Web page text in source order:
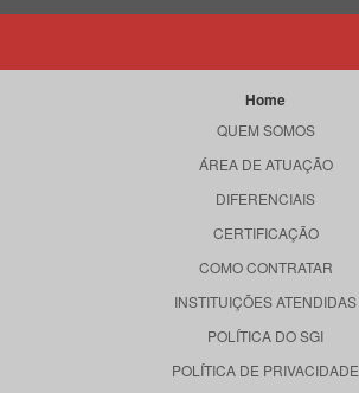
Home
QUEM SOMOS
ÁREA DE ATUAÇÃO
DIFERENCIAIS
CERTIFICAÇÃO
COMO CONTRATAR
INSTITUIÇÕES ATENDIDAS
POLÍTICA DO SGI
POLÍTICA DE PRIVACIDADE